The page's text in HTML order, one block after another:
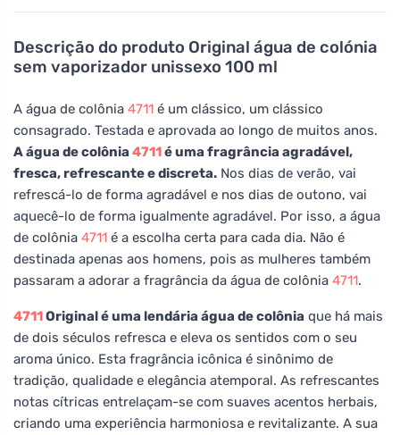
Descrição do produto Original água de colónia
sem vaporizador unissexo 100 ml
A água de colônia 4711 é um clássico, um clássico
consagrado. Testada e aprovada ao longo de muitos anos.
A água de colônia 4711é uma fragrância agradável,
fresca, refrescante e discreta. Nos dias de verão, vai
refrescá-lo de forma agradável e nos dias de outono, vai
aquecê-lo de forma igualmente agradável. Por isso, a água
de colônia 4711 é a escolha certa para cada dia. Não é
destinada apenas aos homens, pois as mulheres também
passaram a adorar a fragrância da água de colônia 4711.
4711Original é uma lendária água de colônia que há mais
de dois séculos refresca e eleva os sentidos com o seu
aroma único. Esta fragrância icônica é sinônimo de
tradição, qualidade e elegância atemporal. As refrescantes
notas cítricas entrelaçam-se com suaves acentos herbais,
criando uma experiência harmoniosa e revitalizante. A sua